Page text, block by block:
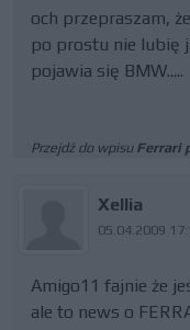
och przepraszam,
po prostu nie lubię
pojawia się BMW.....
Przejdź do wpisu Ferrari
Xellia
05.04.2009
Amigo11 fajnie że
ale to news o